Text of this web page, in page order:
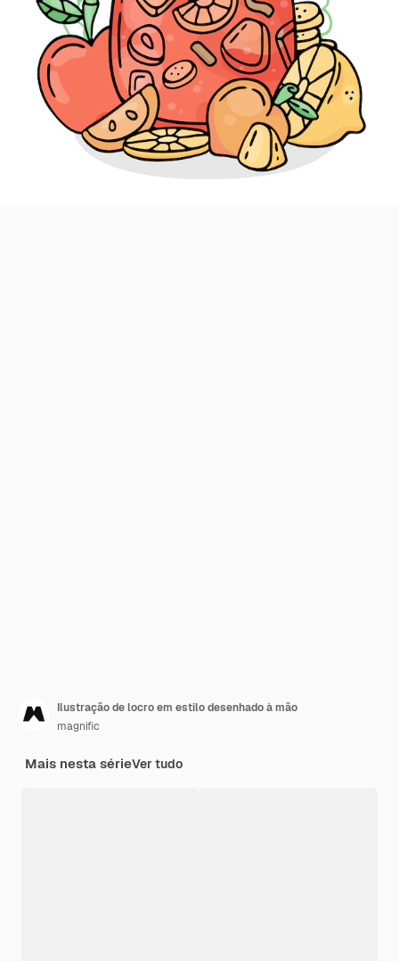
Ilustração de locro em estilo desenhado à mão
magnific
Mais nesta sérieVer tudo